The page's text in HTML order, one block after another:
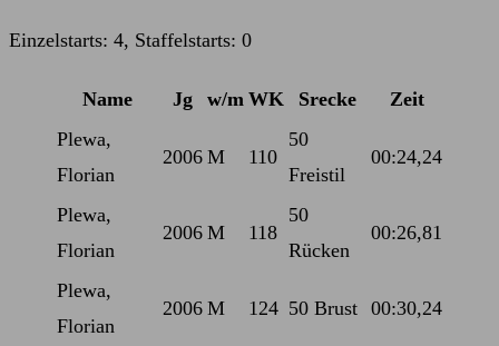
Einzelstarts: 4, Staffelstarts: 0
Name Jg w/m WK Srecke
Zeit
Plewa,
Florian
2006 M 110
50
Freistil
00:24,24
Plewa,
Florian
2006 M 118
50
Rücken
00:26,81
Plewa,
Florian
2006 M 124 50 Brust 00:30,24